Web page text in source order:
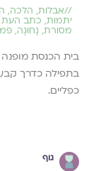
//אבלות, הלכה,
יתמות, כתב העת
מסורת, נָחוּגָה,
בית הכנסת
בתפילה כדרך
כפליים.
גוף